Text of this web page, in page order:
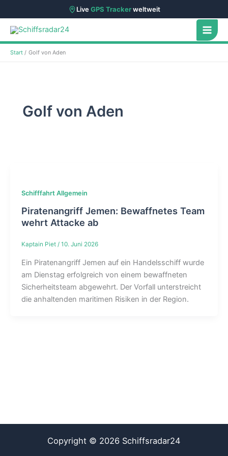
LiveGPS Trackerweltweit
Zum
Inhalt
springen
Start Golf von Aden
Golf von Aden
Schifffahrt Allgemein
Piratenangriff Jemen: Bewaffnetes Team
wehrt Attacke ab
Kaptain Piet / 10. Juni 2026
Ein Piratenangriff Jemen auf ein Handelsschiff wurde
am Dienstag erfolgreich von einem bewaffneten
Sicherheitsteam abgewehrt. Der Vorfall unterstreicht
die anhaltenden maritimen Risiken in der Region.
Copyright © 2026 Schiffsradar24